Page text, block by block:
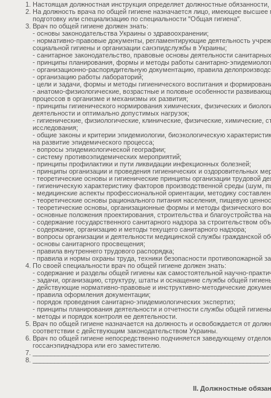
Настоящая должностная инструкция определяет должностные
На должность врача по общей гигиене назначается лицо, имеющее
подготовку или специализацию по специальности "Общая гигиена".
Врач по общей гигиене должен знать:
- основы законодательства Украины о здравоохранении;
- нормативно-правовые документы, регламентирующие деятельность
социальной гигиены и организации санэпидслужбы в Украины;
- санитарное законодательство, правовые основы деятельности
- принципы планирования, формы и методы работы санитарно-
- организационно-распорядительную документацию, правила
- организацию работы лабораторий;
- цели и задачи, формы и методы гигиенического воспитания и
- анатомо-физиологические, возрастные и половые особенности
процессов в организме и механизмы их развития;
- принципы гигиенического нормирования химических, физических и
деятельности и оптимально допустимых нагрузок;
- гигиенические, физиологические, клинические, физические,
исследования;
- общие законы и критерии эпидемиологии, биоэкологическую
на развитие эпидемического процесса;
- вопросы эпидемиологической географии;
- систему противоэпидемических мероприятий;
- принципы профилактики и пути ликвидации инфекционных болезней;
- принципы организации и проведения гигиенических и оздоровительных
- теоретические основы и гигиенические принципы организации трудовой
- гигиеническую характеристику факторов производственной среды (шум,
- медицинские аспекты профессиональной ориентации, методику
- теоретические основы рационального питания населения, пищевую
- теоретические основы, организационные формы и методы физического
- основные положения проектирования, строительства и благоустройства
- содержание государственного санитарного надзора за строительством
- содержание, организацию и методы текущего санитарного надзора;
- вопросы организации и деятельности медицинской службы гражданской
- основы санитарного просвещения;
- правила внутреннего трудового распорядка;
- правила и нормы охраны труда, техники безопасности противопожарной
По своей специальности врач по общей гигиене должен знать:
- содержание и разделы общей гигиены как самостоятельной научно-
- задачи, организацию, структуру, штаты и оснащение службы общей
- действующие нормативно-правовые и инструктивно-методические
- правила оформления документации;
- порядок проведения санитарно-эпидемиологических экспертиз;
- принципы планирования деятельности и отчетности службы общей
- методы и порядок контроля ее деятельности.
Врач по общей гигиене назначается на должность и освобождается от
соответствии с действующим законодательством Украины.
Врач по общей гигиене непосредственно подчиняется заведующему
госсанэпиднадзора или его заместителю.
II. Должностные